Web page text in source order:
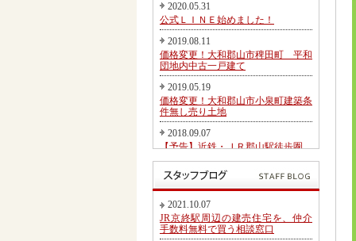
2020.05.31
公式ＬＩＮＥ始めました！
2019.08.11
価格変更！大和郡山市稗田町 平和
団地内中古一戸建て
2019.05.19
価格変更！大和郡山市小泉町建築条
件無し売り土地
2018.09.07
【予告】近鉄・ＪＲ郡山駅徒歩圏、
第２期新規分譲地販売開始のお知ら
せ
2017.05.26
東九条町周辺の建売住宅を、仲介手
数料無料又は割引で買う相談窓口
2021.10.07
JR京終駅周辺の建売住宅を、仲介
手数料無料で買う相談窓口